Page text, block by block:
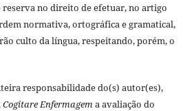
reserva no direito de efetuar, no artigo
normativa, ortográfica e gramatical,
culto da língua, respeitando, porém, o
responsabilidade do(s) autor(es),
Cogitare Enfermagema avaliação do